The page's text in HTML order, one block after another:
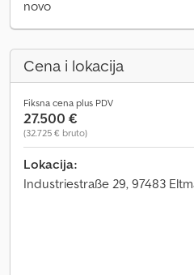
novo
Cena i lokacija
Fiksna cena plus PDV
27.500 €
(32.725 € bruto)
Lokacija:
Industriestraße 29, 97483